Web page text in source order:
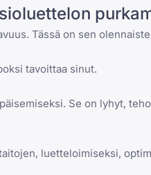
Tässä on sen
tavoittaa sinut.
Se on lyhyt,
luetteloimiseksi,